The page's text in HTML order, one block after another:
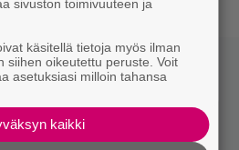
sivuston toimivuuteen ja
käsitellä tietoja myös ilman
siihen oikeutettu peruste. Voit
asetuksiasi milloin tahansa
kaikki